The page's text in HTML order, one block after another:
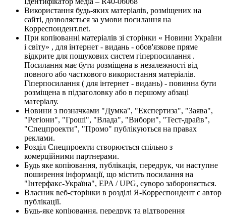
Використання будь-яких матеріалів, розміщених на
сайті, дозволяється за умови посилання на
Корреспондент.net.
При копіюванні матеріалів зі сторінки « Новини України
і світу» , для інтернет - видань - обов'язкове пряме
відкрите для пошукових систем гіперпосилання .
Посилання має бути розміщена в незалежності від
повного або часткового використання матеріалів.
Гіперпосилання ( для інтернет - видань) - повинна бути
розміщена в підзаголовку або в першому абзаці
матеріалу.
Новини з позначками "Думка", "Експертиза", "Заява",
"Регіони", "Гроші", "Влада", "Вибори", "Тест-драйв",
"Спецпроекти", "Промо" публікуються на правах
реклами.
Розділ Спецпроекти створюється спільно з
комерційними партнерами.
Будь яке копіювання, публікація, передрук, чи наступне
поширення інформації, що містить посилання на
"Інтерфакс-Україна", EPA / UPG, суворо забороняється.
Власник веб-сторінки в розділі Я-Корреспондент є автор
публікації.
Будь-яке копіювання, передрук та відтворення